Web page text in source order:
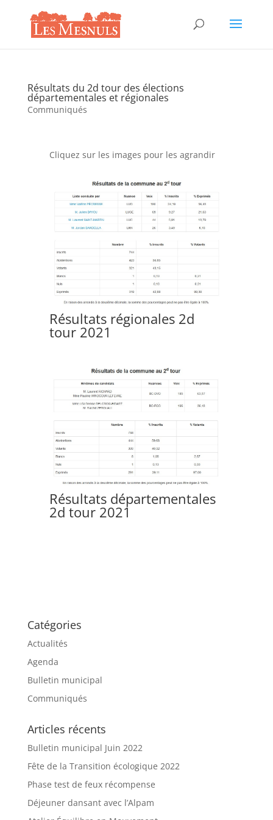
Résultats du 2d tour des élections
départementales et régionales
Communiqués
Cliquez sur les images pour les agrandir
Résultats régionales 2d
tour 2021
Résultats départementales
2d tour 2021
Catégories
Actualités
Agenda
Bulletin municipal
Communiqués
Articles récents
Bulletin municipal Juin 2022
Fête de la Transition écologique 2022
Phase test de feux récompense
Déjeuner dansant avec l’Alpam